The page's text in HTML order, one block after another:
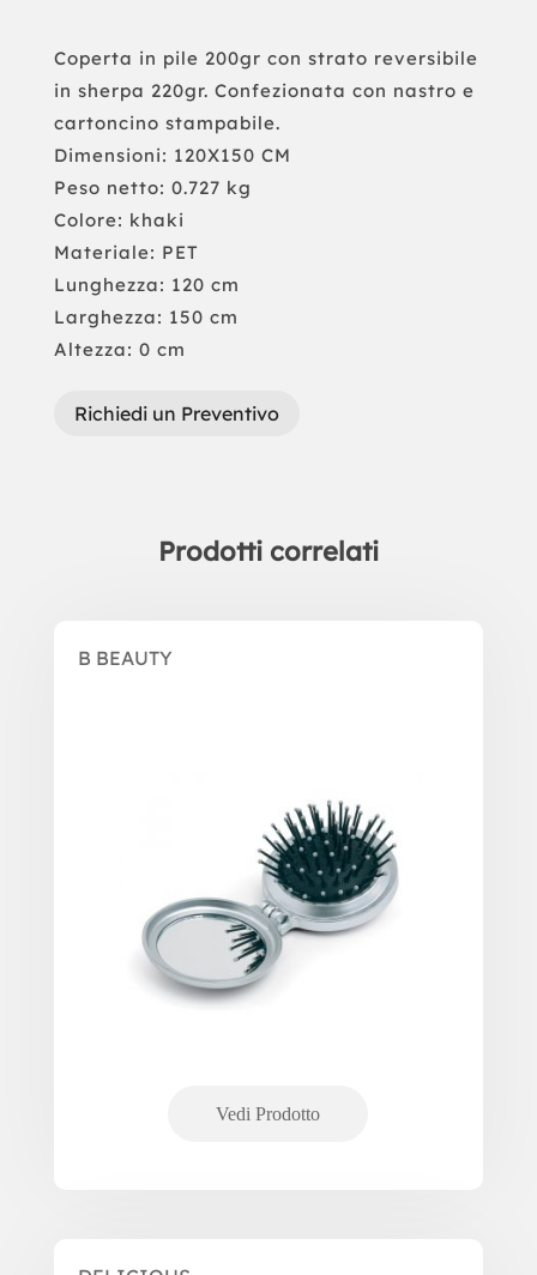
Coperta in pile 200gr con strato reversibile
in sherpa 220gr. Confezionata con nastro e
cartoncino stampabile.
Dimensioni: 120X150 CM
Peso netto: 0.727 kg
Colore: khaki
Materiale: PET
Lunghezza: 120 cm
Larghezza: 150 cm
Altezza: 0 cm
Richiedi un Preventivo
Prodotti correlati
B BEAUTY